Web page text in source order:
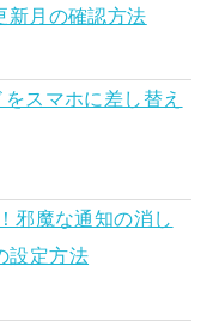
新月の確認方法
スマホに差し替え
邪魔な通知の消し
設定方法